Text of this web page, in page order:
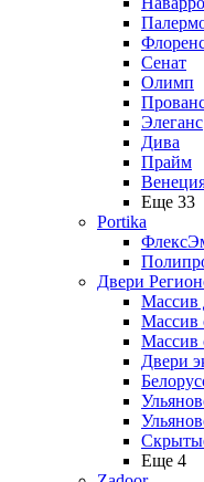
Сенат
Олимп
Элеганс
Дива
Прайм
Еще 33
Portika
Двери
Массив
Массив
Массив
Двери
Еще 4